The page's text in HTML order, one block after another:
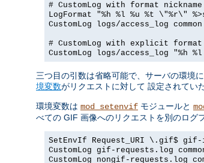
# CustomLog with format nickname
LogFormat "%h %l %u %t \"%r\"
CustomLog logs/access_log common
# CustomLog with explicit
CustomLog logs/access_log "%h
三つ目の引数は省略可能で、サーバの環境
境変数がリクエストに対して 設定されてい
環境変数は mod_setenvif モジュールと
べての GIF 画像へのリクエストを別のログ
SetEnvIf Request_URI \.gif$ gif-
CustomLog gif-requests.log
CustomLog nongif-requests.log